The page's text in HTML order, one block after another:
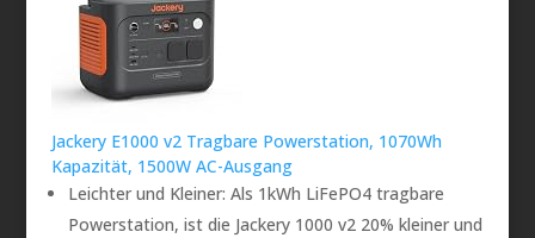
Jackery E1000 v2 Tragbare Powerstation, 1070Wh
Kapazität, 1500W AC-Ausgang
Leichter und Kleiner: Als 1kWh LiFePO4 tragbare
Powerstation, ist die Jackery 1000 v2 20% kleiner und